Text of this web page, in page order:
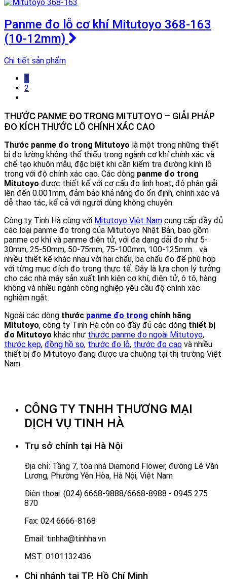
Panme đo lỗ cơ khí Mitutoyo 368-163
(10-12mm)
Chi tiết sản phẩm
1
2
THƯỚC PANME ĐO TRONG MITUTOYO – GIẢI PHÁP
ĐO KÍCH THƯỚC LỖ CHÍNH XÁC CAO
Thước panme đo trong Mitutoyo là một trong những thiết
bị đo lường không thể thiếu trong ngành cơ khí chính xác và
chế tạo khuôn mẫu, đặc biệt khi cần kiểm tra đường kính lỗ
trong với độ chính xác cao. Các dòng panme đo trong
Mitutoyo được thiết kế với cơ cấu đo linh hoạt, độ phân giải
lên đến 0.001mm, đảm bảo khả năng đo ổn định, chính xác và
dễ thao tác, kể cả với người dùng không chuyên.
Công ty Tinh Hà cùng với Mitutoyo Việt Nam cung cấp đầy đủ
các loại panme đo trong của Mitutoyo Nhật Bản, bao gồm
panme cơ khí và panme điện tử, với đa dạng dải đo như 5-
30mm, 25-50mm, 50-75mm, 75-100mm, 100-125mm… và
nhiều thiết kế khác nhau với hai chấu, ba chấu đo để phù hợp
với từng mục đích đo trong thực tế. Đây là lựa chọn lý tưởng
cho các nhà máy sản xuất linh kiện cơ khí, điện tử, ô tô, hàng
không và nhiều ngành công nghiệp yêu cầu độ chính xác
nghiêm ngặt.
Ngoài các dòng thước panme đo trong chính hãng
Mitutoyo, công ty Tinh Hà còn có đầy đủ các dòng thiết bị
đo Mitutoyo khác như thước panme đo ngoài Mitutoyo,
thước kẹp, đồng hồ so, thước đo lỗ, thước đo cao và nhiều
thiết bị đo Mitutoyo đang được ưa chuộng tại thị trường Việt
Nam.
CÔNG TY TNHH THƯƠNG MẠI
DỊCH VỤ TINH HÀ
Trụ sở chính tại Hà Nội
Địa chỉ: Tầng 7, tòa nhà Diamond Flower, đường Lê Văn
Lương, Phường Yên Hòa, Hà Nội, Việt Nam
Điện thoại: (024) 6668-9888/6668-8988 - 0945 275
870
Fax: 024 6666-8168
Email: tinhha@tinhha.vn
MST: 0101132436
Chi nhánh tại TP. Hồ Chí Minh